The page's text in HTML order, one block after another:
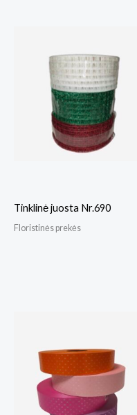
Tinklinė juosta Nr.690
Floristinės prekės